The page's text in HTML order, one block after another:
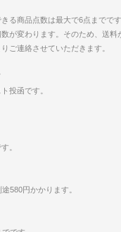
る商品点数は最大で6点までです
が変わります。そのため、送料
ご連絡させていただきます。
投函です。
。
580円かかります。